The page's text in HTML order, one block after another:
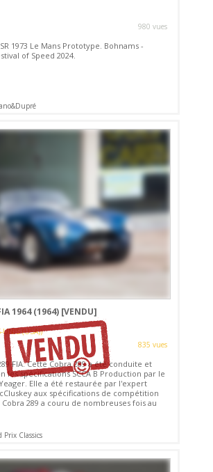
980 vues
1973 Le Mans Prototype. Bohnams -
of Speed 2024.
1964 (1964) [VENDU]
UNIS (USA))
835 vues
FIA. Cette Cobra 289 a été conduite et
les spécifications SCCA B Production par le
Elle a été restaurée par l'expert
aux spécifications de compétition
289 a couru de nombreuses fois au
Classics